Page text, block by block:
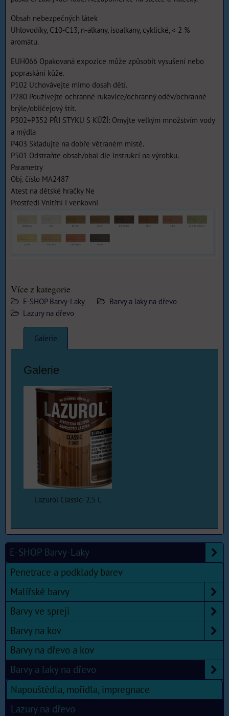
Obsah nebezpečných látek
Uhlovodíky, C10-C13, n-alkany, isoalkany, cyklické, < 2 %
aromátu.
EUH066 Opakovaná expozice může způsobit vysušení nebo
popraskání kůže.
P102 Uchovávejte mimo dosah dětí.
P280 Používejte ochranné rukavice/ochranný oděv/ochranné
brýle/obličejový štít.
P302+P352 PŘI STYKU S KŮŽÍ: Omyjte velkým množstvím vody
a mýdla
P403 Skladujte na dobře větraném místě.
P501 Odstraňte obsah/obal dle instrukcí na výrobku.
Parametry
Obj. číslo MA2487
Atest na dětské hračky Ne
Prostředí Vnitřní i venkovní
Více z kategorie
E-SHOP Barvy-Laky
Barvy a laky na dřevo
Lazury na dřevo
Galerie
Galerie
Lazurol Classic- 2,5 L
E-SHOP Barvy-Laky
Penetrace a podklady barev
Malířské barvy
Barvy ve spreji
Barvy na kov
Barvy na dřevo a kov
Barvy a laky na dřevo
Napouštědla, mořidla, impregnace
Lazury na dřevo